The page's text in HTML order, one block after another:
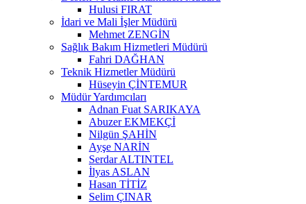
Hulusi FIRAT
İdari ve Mali İşler Müdürü
Mehmet ZENGİN
Sağlık Bakım Hizmetleri Müdürü
Fahri DAĞHAN
Teknik Hizmetler Müdürü
Hüseyin ÇİNTEMUR
Müdür Yardımcıları
Adnan Fuat SARIKAYA
Abuzer EKMEKÇİ
Nilgün ŞAHİN
Ayşe NARİN
Serdar ALTINTEL
İlyas ASLAN
Hasan TİTİZ
Selim ÇINAR